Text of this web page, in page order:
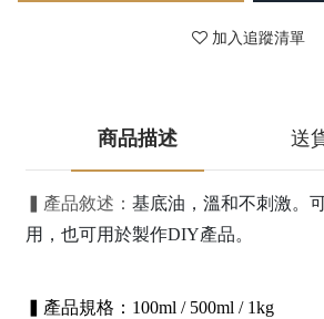
加入追蹤清單
商品描述 送
▍產品敘述： 基底油，溫和不刺激。
用，也可用於製作DIY產品。
▍產品規格： 100ml / 500ml / 1kg